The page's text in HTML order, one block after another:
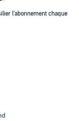
l'abonnement chaque